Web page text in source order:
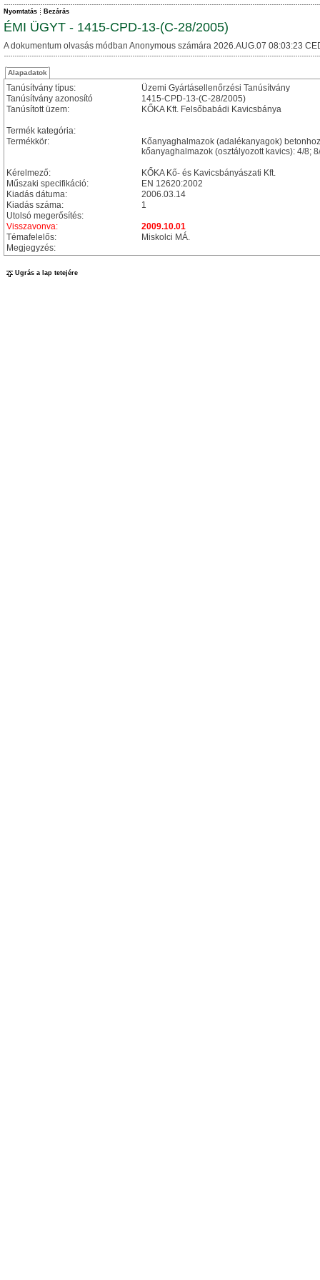
Nyomtatás Bezárás
ÉMI ÜGYT - 1415-CPD-13-(C-28/2005)
A dokumentum olvasás módban Anonymous számára 2026.AUG.07 08:03:23
Alapadatok
Tanúsítvány típus:
Üzemi Gyártásellenőrzési Tanúsítvány
Tanúsítvány azonosító
1415-CPD-13-(C-28/2005)
Tanúsított üzem:
KŐKA Kft. Felsőbabádi Kavicsbánya
Termék kategória:
Termékkör:
Kőanyaghalmazok (adalékanyagok)
kőanyaghalmazok (osztályozott kavics): 4/8;
Kérelmező:
KŐKA Kő- és Kavicsbányászati Kft.
Műszaki specifikáció:
EN 12620:2002
Kiadás dátuma:
2006.03.14
Kiadás száma:
1
Utolsó megerősítés:
Visszavonva:
2009.10.01
Témafelelős:
Miskolci MÁ.
Megjegyzés:
Ugrás a lap tetejére